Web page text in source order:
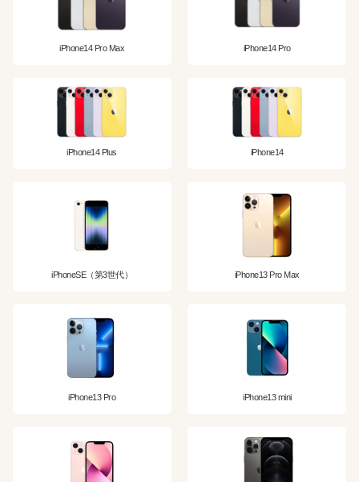
iPhone14 Pro Max iPhone14 Pro
iPhone14 Plus iPhone14
iPhoneSE（第3世代） iPhone13 Pro Max
iPhone13 Pro iPhone13 mini